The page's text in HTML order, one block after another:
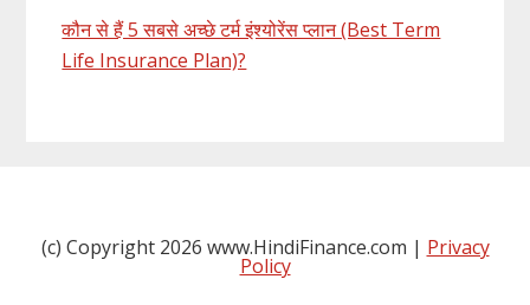
कौन से हैं 5 सबसे अच्छे टर्म इंश्योरेंस प्लान (Best Term
Life Insurance Plan)?
(c) Copyright 2026 www.HindiFinance.com | Privacy
Policy